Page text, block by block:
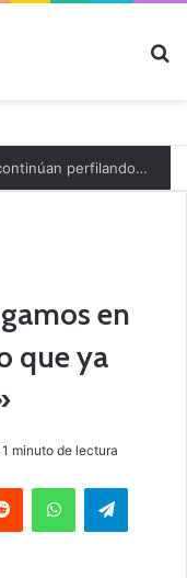
El CB Villarrobledo y el CB Criptana continúan perfilando sus plantillas
en
que ya
1 minuto de lectura